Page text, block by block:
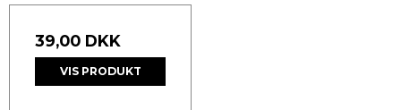
39,00 DKK
VIS PRODUKT